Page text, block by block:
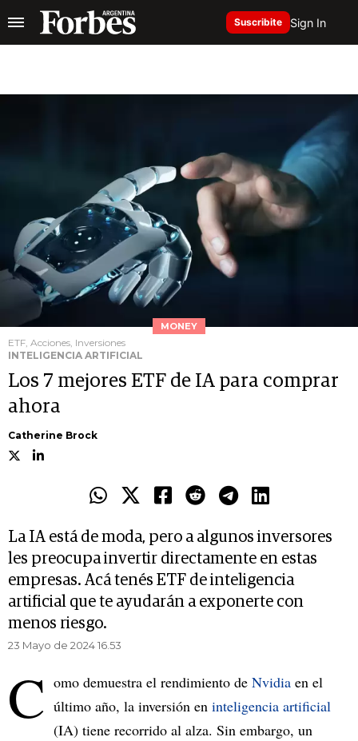
Suscribite Sign In
MONEY
ETF, Acciones, Inversiones
INTELIGENCIA ARTIFICIAL
Los 7 mejores ETF de IA para comprar
ahora
Catherine Brock
La IA está de moda, pero a algunos inversores
les preocupa invertir directamente en estas
empresas. Acá tenés ETF de inteligencia
artificial que te ayudarán a exponerte con
menos riesgo.
23 Mayo de 2024 16.53
C omo demuestra el rendimiento de Nvidia en el
último año, la inversión en inteligencia artificial
(IA) tiene recorrido al alza. Sin embargo, un